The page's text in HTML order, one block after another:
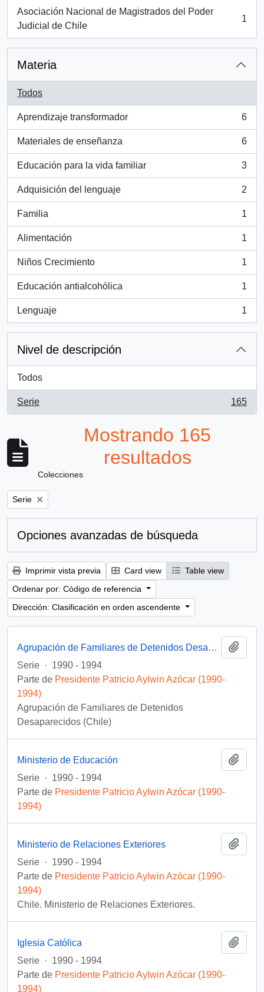
Asociación Nacional de Magistrados del Poder
Judicial de Chile
, 1 resultados
1
Materia
Todos
Aprendizaje transformador
, 6 resultados
6
Materiales de enseñanza
, 6 resultados
6
Educación para la vida familiar
, 3 resultados
3
Adquisición del lenguaje
, 2 resultados
2
Familia
, 1 resultados
1
Alimentación
, 1 resultados
1
Niños Crecimiento
, 1 resultados
1
Educación antialcohólica
, 1 resultados
1
Lenguaje
, 1 resultados
1
Nivel de descripción
Todos
Serie
, 165 resultados
165
Mostrando 165
resultados
Colecciones
Remove filter:
Serie
Opciones avanzadas de búsqueda
Imprimir vista previa Card view
Table view
Ordenar por: Código de referencia
Dirección: Clasificación en orden ascendente
Agrupación de Familiares de Detenidos Desaparecidos
Serie · 1990 - 1994
Parte de Presidente Patricio Aylwin Azócar (1990-
1994)
Agrupación de Familiares de Detenidos
Desaparecidos (Chile)
Ministerio de Educación
Serie · 1990 - 1994
Parte de Presidente Patricio Aylwin Azócar (1990-
1994)
Ministerio de Relaciones Exteriores
Serie · 1990 - 1994
Parte de Presidente Patricio Aylwin Azócar (1990-
1994)
Chile. Ministerio de Relaciones Exteriores.
Iglesia Católica
Serie · 1990 - 1994
Parte de Presidente Patricio Aylwin Azócar (1990-
1994)